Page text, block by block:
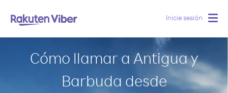
Inicie sesión
Cómo llamar a Antigua y
Barbuda desde